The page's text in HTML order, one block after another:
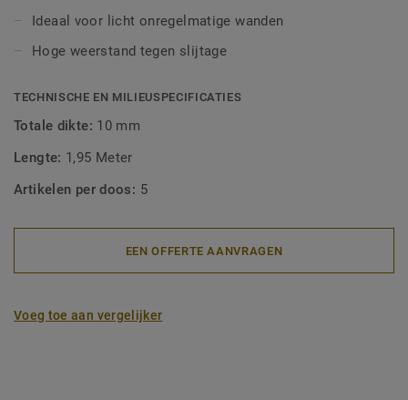
Ideaal voor licht onregelmatige wanden
Hoge weerstand tegen slijtage
TECHNISCHE EN MILIEUSPECIFICATIES
Totale dikte: 10 mm
Lengte: 1,95 Meter
Artikelen per doos: 5
EEN OFFERTE AANVRAGEN
Voeg toe aan vergelijker